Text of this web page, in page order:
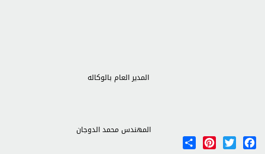
المدير العام بالوكاله
المهندس محمد الدوجان
Facebook
Twitter
Pinterest